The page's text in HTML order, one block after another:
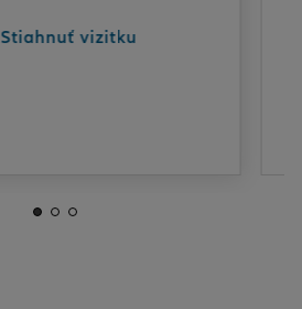
Stiahnuť vizitku